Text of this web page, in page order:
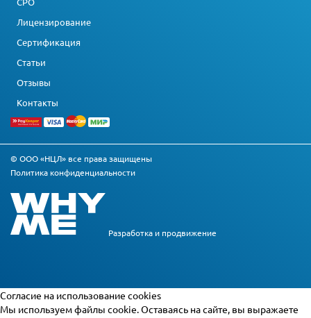
Лицензирование
Сертификация
Статьи
Отзывы
Контакты
© ООО «НЦЛ» все права защищены
Политика конфиденциальности
Разработка и продвижение
Cогласие на использование cookies
Мы используем файлы cookie. Оставаясь на сайте, вы выражаете